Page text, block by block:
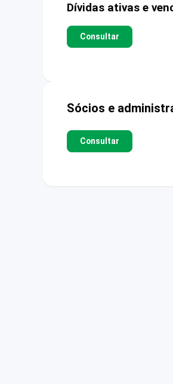
Dívidas ativas e
Consultar
Sócios e
Consultar